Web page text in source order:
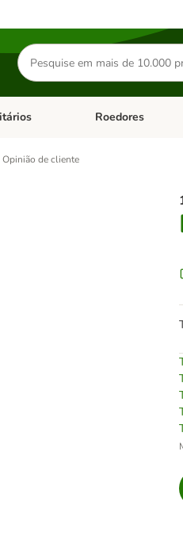
Pesquisar
produtos
categoria: Dieta Vet.Abrir menu de
Roedores
Opinião de cliente